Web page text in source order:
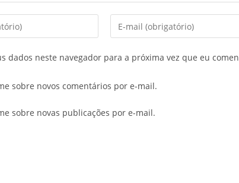
dados neste navegador para a próxima vez que eu
sobre novos comentários por e-mail.
sobre novas publicações por e-mail.